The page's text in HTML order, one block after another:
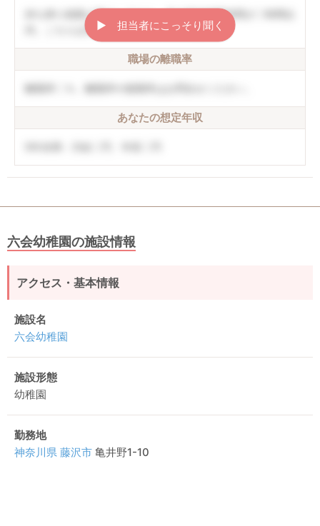
持ち帰り残業は禁止しており、月の平均残業時間が〇時間以
内。こちらは非公開情報のサンプルです
職場の離職率
あなたの想定年収
▶︎ 担当者にこっそり聞く
六会幼稚園の施設情報
アクセス・基本情報
施設名
六会幼稚園
施設形態
幼稚園
勤務地
神奈川県 藤沢市 亀井野1-10